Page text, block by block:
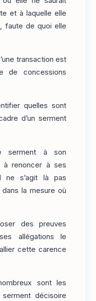
et à laquelle elle
faute de quoi elle
transaction est
de concessions
quelles sont
d’un serment
serment à son
à renoncer à ses
ne s’agit là pas
la mesure où
des preuves
allégations le
cette carence
sont les
décisoire